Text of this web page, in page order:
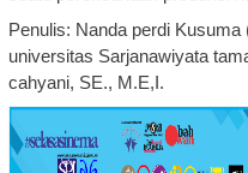
Penulis: Nanda perdi
universitas Sarjanawiyata
cahyani, SE., M.E,I.